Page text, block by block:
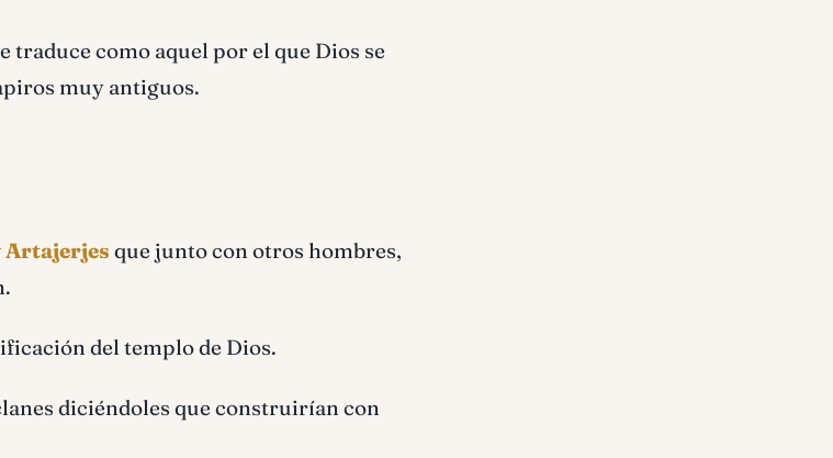
como aquel por el que Dios se
muy antiguos.
Artajerjes que junto con otros hombres,
del templo de Dios.
diciéndoles que construirían con